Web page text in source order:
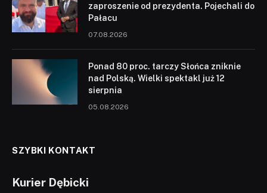
zaproszenie od prezydenta. Pojechali do
Pałacu
07.08.2026
Ponad 80 proc. tarczy Słońca zniknie
nad Polską. Wielki spektakl już 12
sierpnia
05.08.2026
SZYBKI KONTAKT
Kurier Dębicki